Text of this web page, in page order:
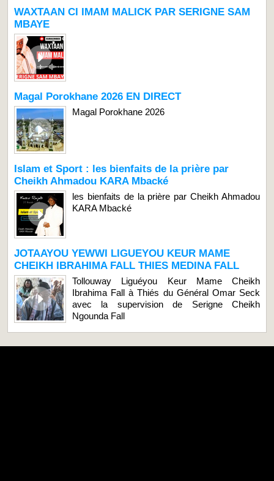
WAXTAAN CI IMAM MALICK PAR SERIGNE SAM
MBAYE
Magal Porokhane 2026 EN DIRECT
Magal Porokhane 2026
Islam et Sport : les bienfaits de la prière par
Cheikh Ahmadou KARA Mbacké
les bienfaits de la prière par Cheikh Ahmadou
KARA Mbacké
JOTAAYOU YEWWI LIGUEYOU KEUR MAME
CHEIKH IBRAHIMA FALL THIES MEDINA FALL
Tollouway Liguéyou Keur Mame Cheikh
Ibrahima Fall à Thiés du Général Omar Seck
avec la supervision de Serigne Cheikh
Ngounda Fall